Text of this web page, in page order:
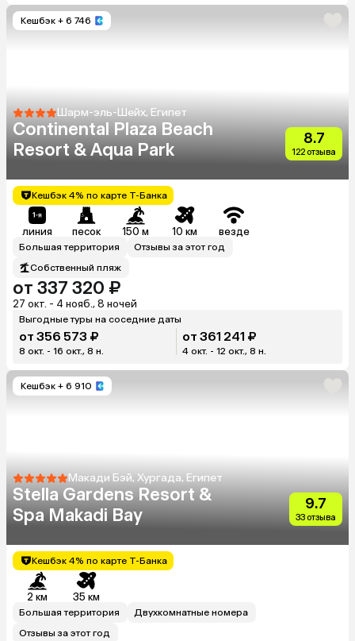
Кешбэк + 6 746
Шарм-эль-Шейх, Египет
Continental Plaza Beach
Resort & Aqua Park
8.7
122 отзыва
Кешбэк 4% по карте Т-Банка
линия песок 150 м 10 км везде
Большая территория
Отзывы за этот год
Собственный пляж
от 337 320 ₽
27 окт. - 4 нояб., 8 ночей
Выгодные туры на соседние даты
от 356 573 ₽
8 окт. - 16 окт., 8 н.
от 361 241 ₽
4 окт. - 12 окт., 8 н.
Кешбэк + 6 910
Макади Бэй, Хургада, Египет
Stella Gardens Resort &
Spa Makadi Bay
9.7
33 отзыва
Кешбэк 4% по карте Т-Банка
2 км 35 км
Большая территория
Двухкомнатные номера
Отзывы за этот год